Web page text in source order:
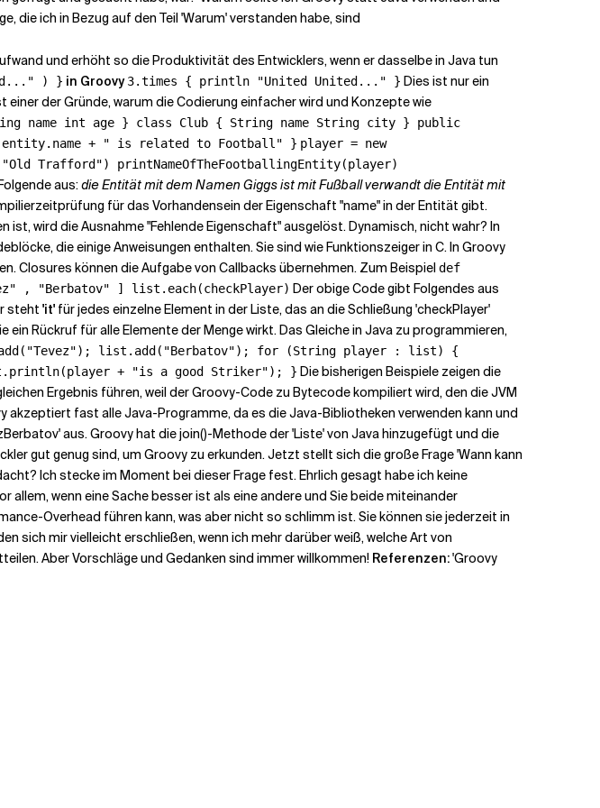
die ich in Bezug auf den Teil 'Warum' verstanden habe, sind
und erhöht so die Produktivität des Entwicklers, wenn er dasselbe in Java tun
) } in Groovy3.times { println "United United..." } Dies ist nur ein
einer der Gründe, warum die Codierung einfacher wird und Konzepte wie
name int age } class Club { String name String city } public
entity.name + " is related to Football" } player = new
Trafford") printNameOfTheFootballingEntity(player)
aus:die Entität mit dem Namen Giggs ist mit Fußball verwandt die Entität mit
für das Vorhandensein der Eigenschaft "name" in der Entität gibt.
wird die Ausnahme "Fehlende Eigenschaft" ausgelöst. Dynamisch, nicht wahr? In
die einige Anweisungen enthalten. Sie sind wie Funktionszeiger in C. In Groovy
Closures können die Aufgabe von Callbacks übernehmen. Zum Beispieldef
, "Berbatov" ] list.each(checkPlayer) Der obige Code gibt Folgendes aus
steht 'it' für jedes einzelne Element in der Liste, das an die Schließung 'checkPlayer'
Rückruf für alle Elemente der Menge wirkt. Das Gleiche in Java zu programmieren,
list.add("Berbatov"); for (String player : list) {
+ "is a good Striker"); } Die bisherigen Beispiele zeigen die
Ergebnis führen, weil der Groovy-Code zu Bytecode kompiliert wird, den die JVM
fast alle Java-Programme, da es die Java-Bibliotheken verwenden kann und
aus. Groovy hat die join()-Methode der 'Liste' von Java hinzugefügt und die
gut genug sind, um Groovy zu erkunden. Jetzt stellt sich die große Frage 'Wann kann
Ich stecke im Moment bei dieser Frage fest. Ehrlich gesagt habe ich keine
allem, wenn eine Sache besser ist als eine andere und Sie beide miteinander
Overhead führen kann, was aber nicht so schlimm ist. Sie können sie jederzeit in
sich mir vielleicht erschließen, wenn ich mehr darüber weiß, welche Art von
Aber Vorschläge und Gedanken sind immer willkommen! Referenzen:'Groovy